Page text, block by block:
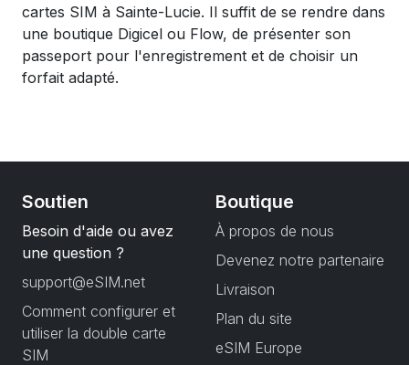
cartes SIM à Sainte-Lucie. Il suffit de se rendre dans
une boutique Digicel ou Flow, de présenter son
passeport pour l'enregistrement et de choisir un
forfait adapté.
Soutien
Besoin d'aide ou avez
une question ?
support@eSIM.net
Comment configurer et
utiliser la double carte
SIM
Boutique
À propos de nous
Devenez notre partenaire
Livraison
Plan du site
eSIM Europe